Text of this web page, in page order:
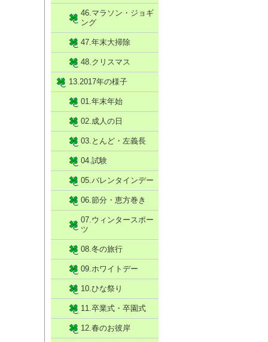
46.マラソン・ジョギ
ング
47.年末大掃除
48.クリスマス
13.2017年の様子
01.年末年始
02.成人の日
03.とんど・左義長
04.試験
05.バレンタインデー
06.節分・恵方巻き
07.ウィンタースポー
ツ
08.冬の旅行
09.ホワイトデー
10.ひな祭り
11.卒業式・卒園式
12.春のお彼岸